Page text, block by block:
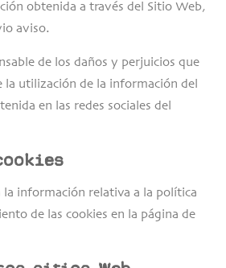
obtenida a través del Sitio Web,
aviso.
de los daños y perjuicios que
la utilización de la información del
en las redes sociales del
la información relativa a la política
de las cookies en la página de